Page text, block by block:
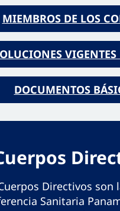
MIEMBROS DE LOS
VIGENTES
DOCUMENTOS
Directivos son
Sanitaria